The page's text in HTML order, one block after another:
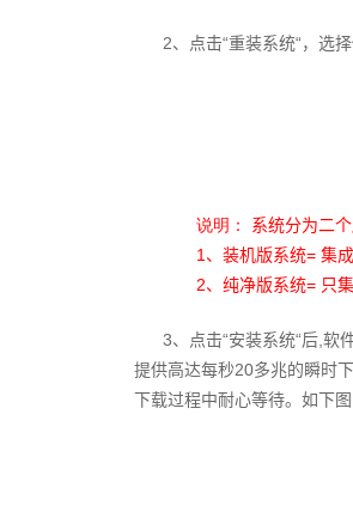
2、点击“重装系统“，选
说明： 系统分为二
1、装机版系统= 集成
2、纯净版系统= 只集
3、 点击“安装系统“后, 软
提供高达每秒20多兆的瞬时
下载过程中耐心等待。如下